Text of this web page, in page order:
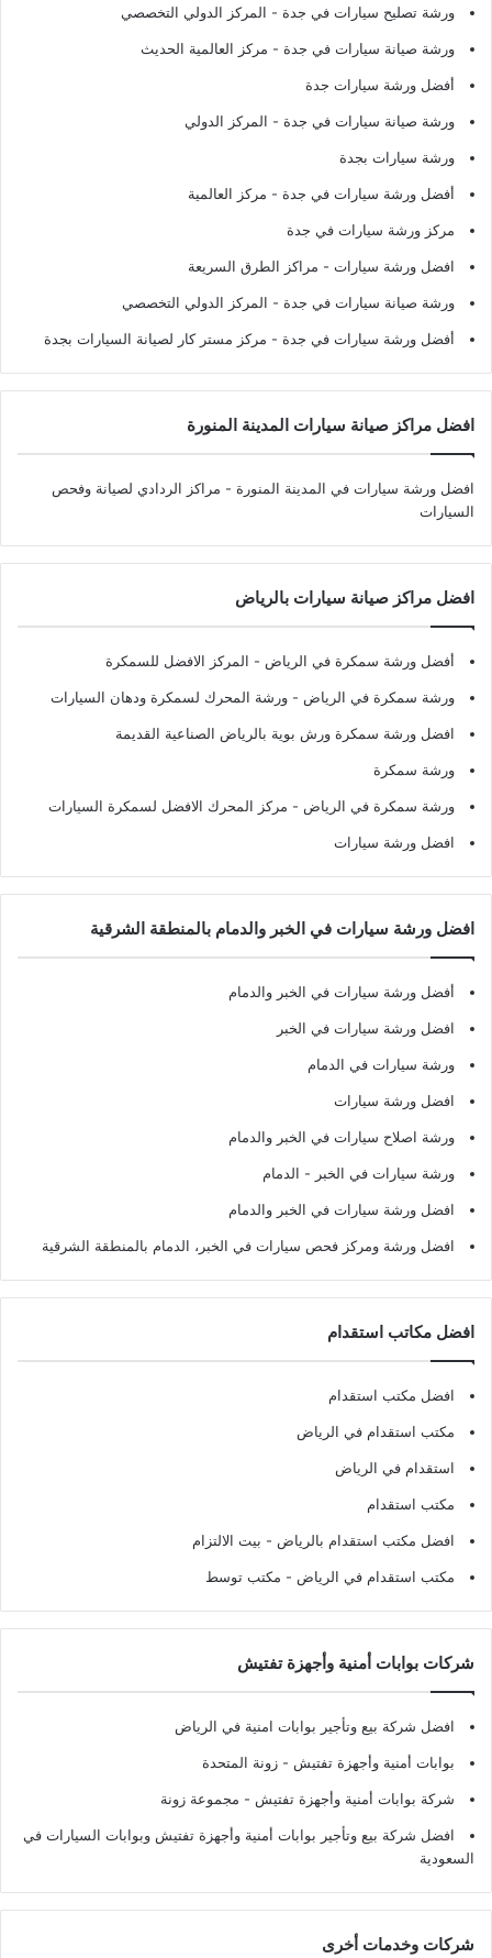
ورشة تصليح سيارات في جدة - المركز الدولي التخصصي
ورشة صيانة سيارات في جدة - مركز العالمية الحديث
أفضل ورشة سيارات جدة
ورشة صيانة سيارات في جدة - المركز الدولي
ورشة سيارات بجدة
أفضل ورشة سيارات في جدة - مركز العالمية
مركز ورشة سيارات في جدة
افضل ورشة سيارات - مراكز الطرق السريعة
ورشة صيانة سيارات في جدة - المركز الدولي التخصصي
أفضل ورشة سيارات في جدة - مركز مستر كار لصيانة السيارات بجدة
افضل مراكز صيانة سيارات المدينة المنورة
افضل ورشة سيارات في المدينة المنورة - مراكز الردادي لصيانة وفحص
السيارات
افضل مراكز صيانة سيارات بالرياض
أفضل ورشة سمكرة في الرياض - المركز الافضل للسمكرة
ورشة سمكرة في الرياض - ورشة المحرك لسمكرة ودهان السيارات
افضل ورشة سمكرة ورش بوية بالرياض الصناعية القديمة
ورشة سمكرة
ورشة سمكرة في الرياض - مركز المحرك الافضل لسمكرة السيارات
افضل ورشة سيارات
افضل ورشة سيارات في الخبر والدمام بالمنطقة الشرقية
أفضل ورشة سيارات في الخبر والدمام
افضل ورشة سيارات في الخبر
ورشة سيارات في الدمام
افضل ورشة سيارات
ورشة اصلاح سيارات في الخبر والدمام
ورشة سيارات في الخبر - الدمام
افضل ورشة سيارات في الخبر والدمام
افضل ورشة ومركز فحص سيارات في الخبر، الدمام بالمنطقة الشرقية
افضل مكاتب استقدام
افضل مكتب استقدام
مكتب استقدام في الرياض
استقدام في الرياض
مكتب استقدام
افضل مكتب استقدام بالرياض - بيت الالتزام
مكتب استقدام في الرياض - مكتب توسط
شركات بوابات أمنية وأجهزة تفتيش
افضل شركة بيع وتأجير بوابات امنية في الرياض
بوابات أمنية وأجهزة تفتيش - زونة المتحدة
شركة بوابات أمنية وأجهزة تفتيش - مجموعة زونة
افضل شركة بيع وتأجير بوابات أمنية وأجهزة تفتيش وبوابات السيارات في
السعودية
شركات وخدمات أخرى